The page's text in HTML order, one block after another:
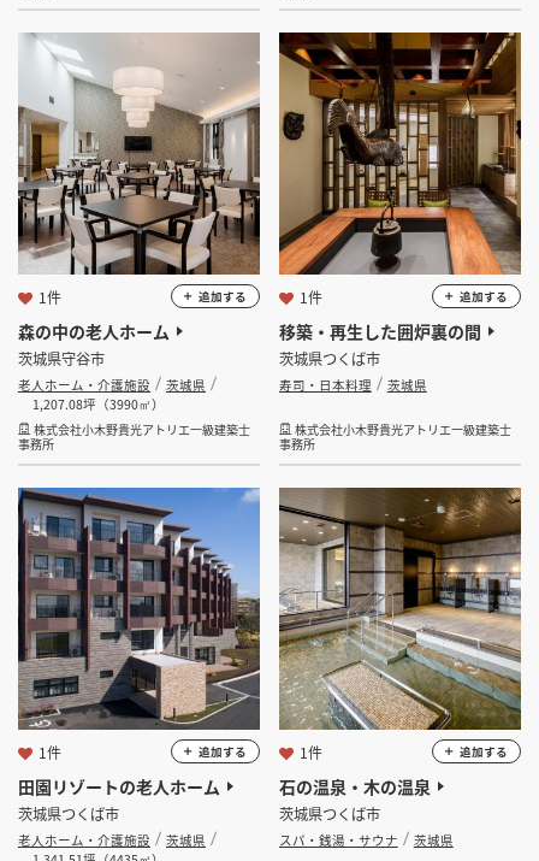
​森の中の老人ホーム
茨城県守谷市
老人ホーム・介護施設
茨城県
1,207.08坪（3990㎡）
株式会社小木野貴光アトリエ一級建築士
事務所
1件 追加する
移築・再生した囲炉裏の間
茨城県つくば市
寿司・日本料理 茨城県
株式会社小木野貴光アトリエ一級建築士
事務所
1件 追加する
田園リゾートの老人ホーム
茨城県つくば市
老人ホーム・介護施設
茨城県
1件 追加する
石の温泉・木の温泉
茨城県つくば市
スパ・銭湯・サウナ 茨城県
1件 追加する